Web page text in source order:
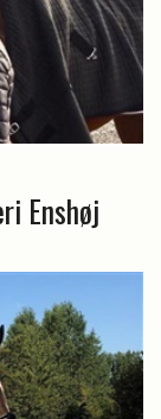
Enshøj